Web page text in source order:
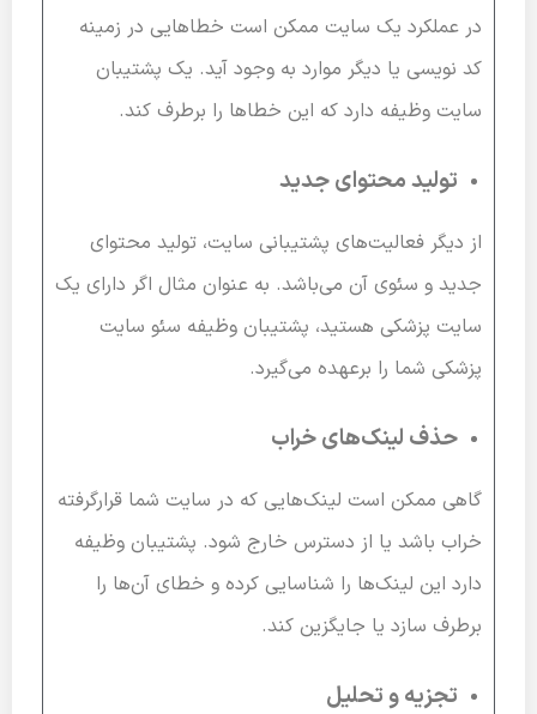
در عملکرد یک سایت ممکن است خطاهایی در زمینه
کد نویسی یا دیگر موارد به وجود آید. یک پشتیبان
سایت وظیفه دارد که این خطاها را برطرف کند.
تولید محتوای جدید
از دیگر فعالیت‌های پشتیبانی سایت، تولید محتوای
جدید و سئوی آن می‌باشد. به عنوان مثال اگر دارای یک
سایت پزشکی هستید، پشتیبان وظیفه سئو سایت
پزشکی شما را برعهده می‌گیرد.
حذف لینک‌های خراب
گاهی ممکن است لینک‌هایی که در سایت شما قرارگرفته
خراب باشد یا از دسترس خارج شود. پشتیبان وظیفه
دارد این لینک‌ها را شناسایی کرده و خطای آن‌ها را
برطرف سازد یا جایگزین کند.
تجزیه و تحلیل